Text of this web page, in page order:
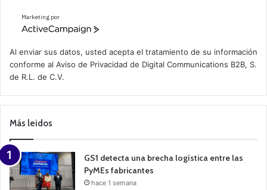
Marketing por
A
v
e
a
m
a
n
Al enviar sus datos, usted acepta el tratamiento de su información
conforme al Aviso de Privacidad de Digital Communications B2B, S.
de R.L. de C.V.
Más leidos
GS1 detecta una brecha logística entre las
PyMEs fabricantes
hace 1 semana